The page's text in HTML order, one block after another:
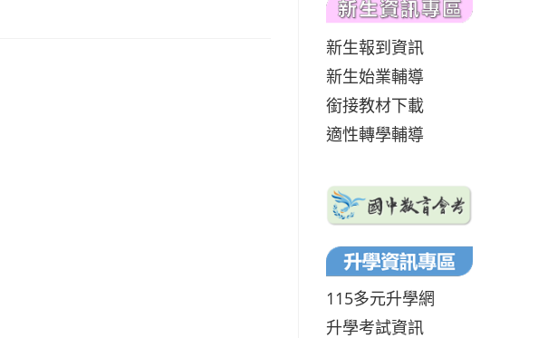
新生報到資訊
新生始業輔導
銜接教材下載
適性轉學輔導
115多元升學網
升學考試資訊